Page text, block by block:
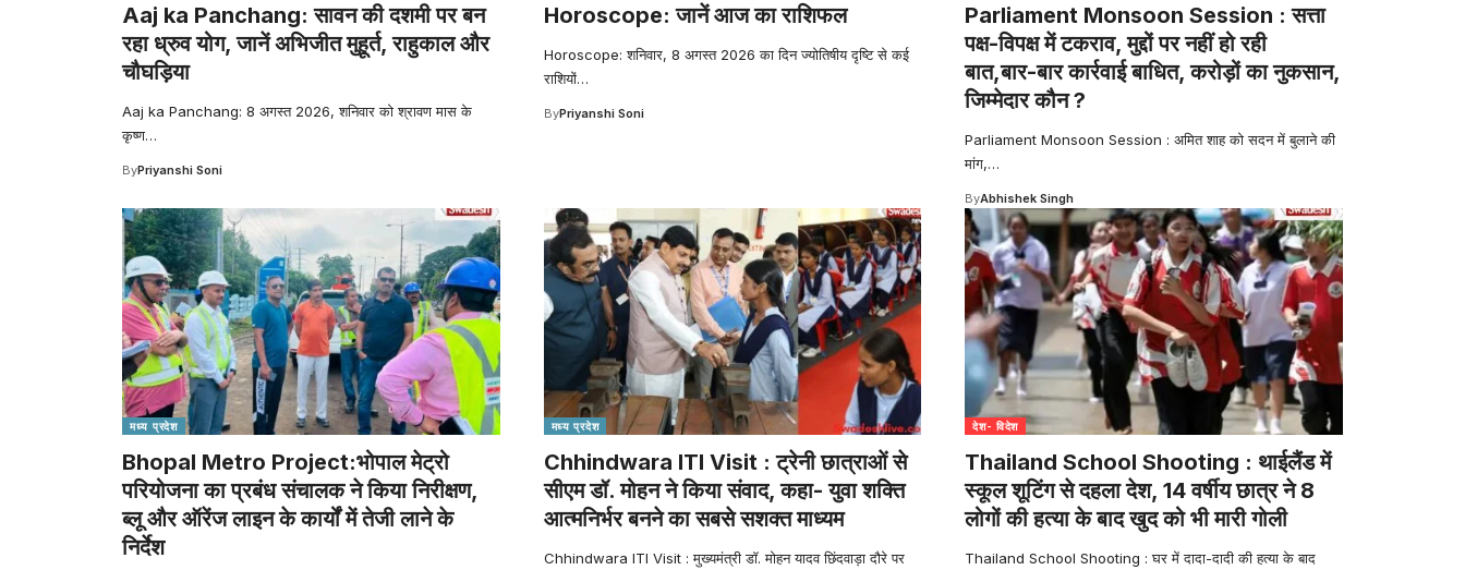
Aaj ka Panchang: सावन की दशमी पर बन
रहा ध्रुव योग, जानें अभिजीत मुहूर्त, राहुकाल और
चौघड़िया
Aaj ka Panchang: 8 अगस्त 2026, शनिवार को श्रावण मास के
कृष्ण…
ByPriyanshi Soni
Horoscope: जानें आज का राशिफल
Horoscope: शनिवार, 8 अगस्त 2026 का दिन ज्योतिषीय दृष्टि से कई
राशियों…
ByPriyanshi Soni
Parliament Monsoon Session : सत्ता
पक्ष-विपक्ष में टकराव, मुद्दों पर नहीं हो रही
बात,बार-बार कार्रवाई बाधित, करोड़ों का नुकसान,
जिम्मेदार कौन ?
Parliament Monsoon Session : अमित शाह को सदन में बुलाने की
मांग,…
ByAbhishek Singh
मध्य प्रदेश
Bhopal Metro Project:भोपाल मेट्रो
परियोजना का प्रबंध संचालक ने किया निरीक्षण,
ब्लू और ऑरेंज लाइन के कार्यों में तेजी लाने के
निर्देश
मध्य प्रदेश
Chhindwara ITI Visit : ट्रेनी छात्राओं से
सीएम डॉ. मोहन ने किया संवाद, कहा- युवा शक्ति
आत्मनिर्भर बनने का सबसे सशक्त माध्यम
Chhindwara ITI Visit : मुख्यमंत्री डॉ. मोहन यादव छिंदवाड़ा दौरे पर
देश- विदेश
Thailand School Shooting : थाईलैंड में
स्कूल शूटिंग से दहला देश, 14 वर्षीय छात्र ने 8
लोगों की हत्या के बाद खुद को भी मारी गोली
Thailand School Shooting : घर में दादा-दादी की हत्या के बाद